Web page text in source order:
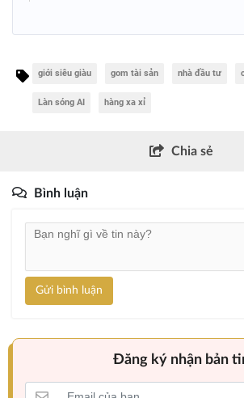
giới siêu giàu gom tài sản nhà đầu tư
Làn sóng AI hàng xa xỉ
Chia sẻ
Bình luận
Gửi bình luận
Đăng ký nhận bản